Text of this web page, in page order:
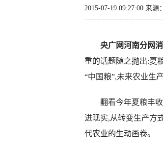
2015-07-19 09:27:00 来源：
央广网河南分网
重的话题随之抛出:夏
“中国粮”,未来农业生
翻看今年夏粮丰收“
进现实,从转变生产方
代农业的生动画卷。